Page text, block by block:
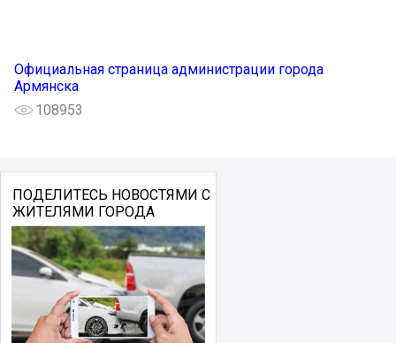
Официальная страница администрации города
Армянска
108953
ПОДЕЛИТЕСЬ НОВОСТЯМИ С
ЖИТЕЛЯМИ ГОРОДА